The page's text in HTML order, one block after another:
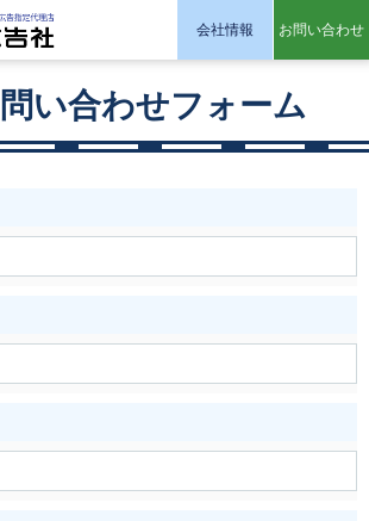
会社情報 お問い合わせ
い合わせフォーム